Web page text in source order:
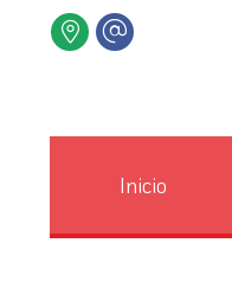
Inicio